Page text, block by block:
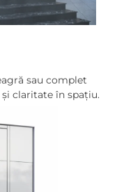
sau complet
claritate în spațiu.